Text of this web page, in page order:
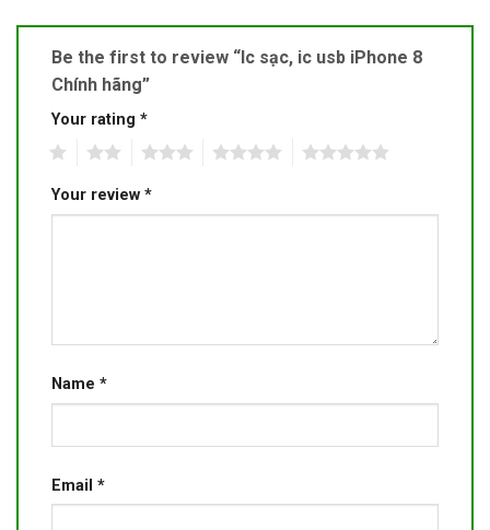
Be the first to review “Ic sạc, ic usb iPhone 8
Chính hãng”
Your rating *
Your review *
Name *
Email *